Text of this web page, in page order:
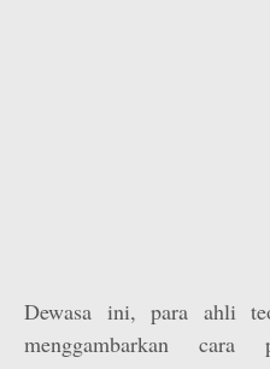
Dewasa ini, para ahli
menggambarkan cara